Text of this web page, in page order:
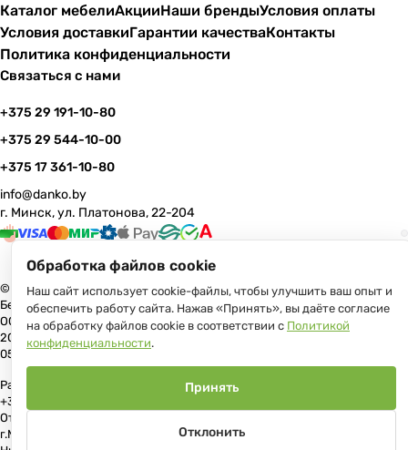
Каталог мебелиАкцииНаши брендыУсловия оплаты
Условия доставкиГарантии качестваКонтакты
Политика конфиденциальности
Связаться с нами
+375 29 191-10-80
+375 29 544-10-00
+375 17 361-10-80
info@danko.by
г. Минск, ул. Платонова, 22-204
© 2026 Данко Бай: качественная мебель с оперативной доставкой по
Беларуси
ООО «Гранд Парк», юр.адрес: 220005, Минск, ул. Платонова, 22, пом.
204 В торговом реестре с 17 июля 2013 г. Регистрация №191081534,
05.11.2008, Мингорисполком.
Рассмотрение обращений потребителей, телефон +375 (17) 361-10-80,
+375 (29) 191-10-80, +375 (29) 544-10-00, e-mail: info@danko.by
Отдел торговли и услуг Администрации Первомайского района
г.Минска: тел. +375(17)215-14-65, Начальник отдела: Жакович Юлия
Обработка файлов cookie
Наш сайт использует cookie-файлы, чтобы улучшить ваш опыт и
обеспечить работу сайта. Нажав «Принять», вы даёте согласие
на обработку файлов cookie в соответствии с Политикой
конфиденциальности.
Отклонить
Принять